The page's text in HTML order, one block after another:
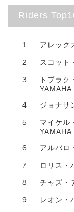
Riders
1 アレック
2 スコット
3
トプラク
YAMAHA
4 ジョナサ
5
マイケル
YAMAHA
6 アルバロ
7 ロリス・
8 チャズ・
9 レオン・